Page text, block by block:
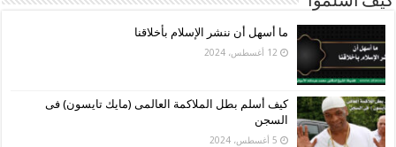
ما أسهل أن ننشر الإسلام بأخلاقنا
12 أغسطس، 2024
كيف أسلم بطل الملاكمة العالمى (مايك تايسون) فى
السجن
5 أغسطس، 2024